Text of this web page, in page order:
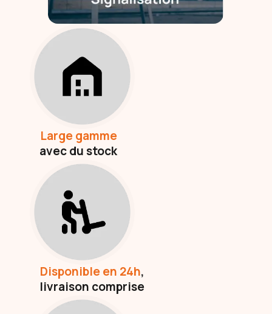
Large gamme
avec du stock
Disponible en 24h,
livraison comprise